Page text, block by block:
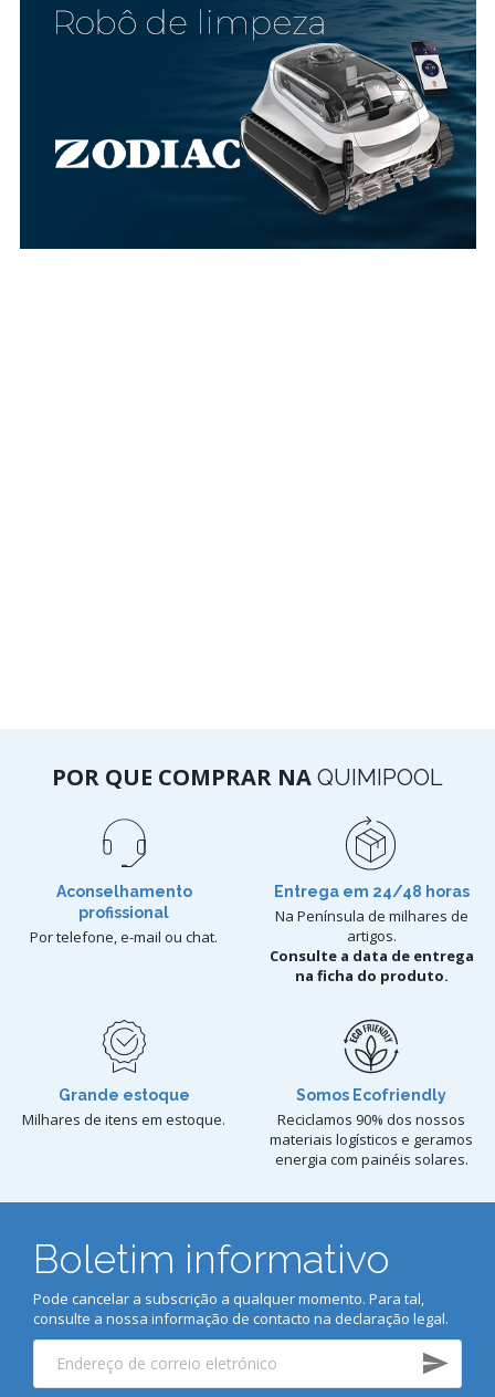
POR QUE COMPRAR NA QUIMIPOOL
Aconselhamento
profissional
Por telefone, e-mail ou chat.
Entrega em 24/48 horas
Na Península de milhares de
artigos.
Consulte a data de entrega
na ficha do produto.
Grande estoque
Milhares de itens em estoque.
Somos Ecofriendly
Reciclamos 90% dos nossos
materiais logísticos e geramos
energia com painéis solares.
Boletim informativo
Pode cancelar a subscrição a qualquer momento. Para tal,
consulte a nossa informação de contacto na declaração legal.